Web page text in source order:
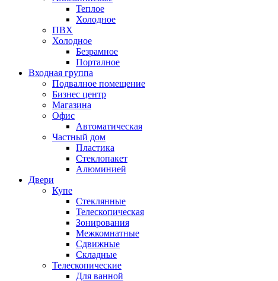
Теплое
Холодное
ПВХ
Холодное
Безрамное
Порталное
Входная группа
Подвалное помещение
Бизнес центр
Магазина
Офис
Автоматическая
Частный дом
Пластика
Стеклопакет
Алюминией
Двери
Купе
Стеклянные
Телескопическая
Зонирования
Межкомнатные
Сдвижные
Складные
Телескопические
Для ванной